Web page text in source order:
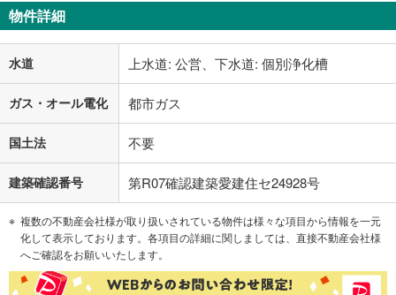
物件詳細
水道 上水道: 公営、下水道: 個別浄化槽
ガス・オール電化 都市ガス
国土法 不要
建築確認番号 第R07確認建築愛建住セ24928号
複数の不動産会社様が取り扱いされている物件は様々な項目から情報を一元
化して表示しております。各項目の詳細に関しましては、直接不動産会社様
へご確認をお願いいたします。